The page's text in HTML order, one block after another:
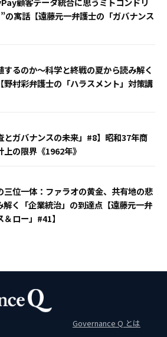
の寓話【遠藤元一弁護士の「ガバナンス
するのか〜科学と終戦の夏から読み解く
野村彩弁護士の「ハラスメント」対策講
とガバナンスの未来」#8】昭和37年商
の限界《1962年》
三位一体：ファラオの黄金、共有地の悲
解く「企業統治」の到達点【遠藤元一弁
ロー」#41】
Governance Q とは